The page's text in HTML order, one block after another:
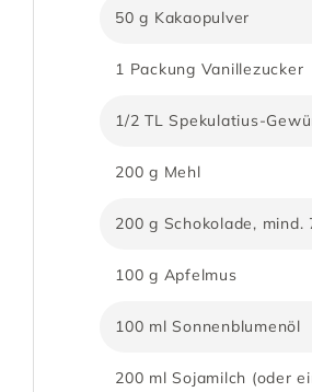
50 g Kakaopulver
1 Packung Vanillezucker
1/2 TL Spekulatius-
200 g Mehl
200 g Schokolade, mind.
100 g Apfelmus
100 ml Sonnenblumenöl
200 ml Sojamilch (oder